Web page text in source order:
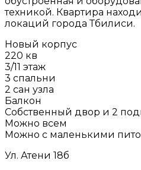
техникой. Квартира
локаций города Тбилиси.
Новый корпус
220 кв
3/11 этаж
3 спальни
2 сан узла
Балкон
Собственный двор и 2
Можно всем
Можно с маленькими
Ул. Атени 18б